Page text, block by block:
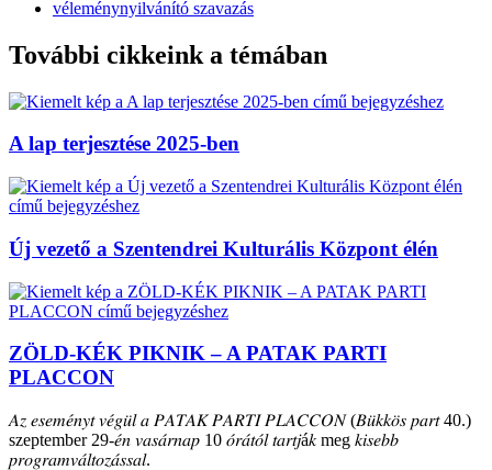
véleménynyilvánító szavazás
További cikkeink a témában
A lap terjesztése 2025-ben
Új vezető a Szentendrei Kulturális Központ élén
ZÖLD-KÉK PIKNIK – A PATAK PARTI
PLACCON
𝐴𝑧 𝑒𝑠𝑒𝑚𝑒́𝑛𝑦𝑡 𝑣𝑒́𝑔𝑢̈𝑙 𝑎 𝑃𝐴𝑇𝐴𝐾 𝑃𝐴𝑅𝑇𝐼 𝑃𝐿𝐴𝐶𝐶𝑂𝑁 (𝐵𝑢̈𝑘𝑘𝑜̈𝑠 𝑝𝑎𝑟𝑡 40.)
szeptember 29-𝑒́𝑛 𝑣𝑎𝑠𝑎́𝑟𝑛𝑎𝑝 10 𝑜́𝑟𝑎́𝑡𝑜́𝑙 𝑡𝑎𝑟𝑡𝑗á𝑘 meg 𝑘𝑖𝑠𝑒𝑏𝑏
𝑝𝑟𝑜𝑔𝑟𝑎𝑚𝑣𝑎́𝑙𝑡𝑜𝑧𝑎́𝑠𝑠𝑎𝑙.